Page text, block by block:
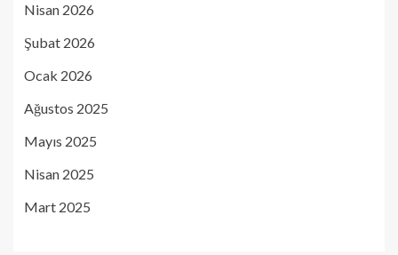
Nisan 2026
Şubat 2026
Ocak 2026
Ağustos 2025
Mayıs 2025
Nisan 2025
Mart 2025